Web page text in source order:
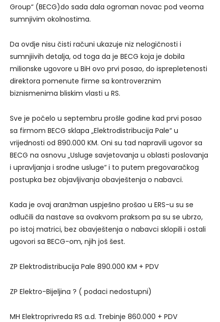
Group“ (BECG)do sada dala ogroman novac pod veoma
sumnjivim okolnostima.
Da ovdje nisu čisti računi ukazuje niz nelogičnosti i
sumnjiivih detalja, od toga da je BECG koja je dobila
milionske ugovore u BiH ovo prvi posao, do isprepletenosti
direktora pomenute firme sa kontroverznim
biznismenima bliskim vlasti u RS.
Sve je počelo u septembru prošle godine kad prvi posao
sa firmom BECG sklapa „Elektrodistribucija Pale“ u
vrijednosti od 890.000 KM. Oni su tad napravili ugovor sa
BECG na osnovu „Usluge savjetovanja u oblasti poslovanja
i upravljanja i srodne usluge“ i to putem pregovaračkog
postupka bez objavljivanja obavještenja o nabavci.
Kada je ovaj aranžman uspješno prošao u ERS-u su se
odlučili da nastave sa ovakvom praksom pa su se ubrzo,
po istoj matrici, bez obavještenja o nabavci sklopili i ostali
ugovori sa BECG-om, njih još šest.
ZP Elektrodistribucija Pale 890.000 KM + PDV
ZP Elektro-Bijeljina ? ( podaci nedostupni)
MH Elektroprivreda RS a.d. Trebinje 860.000 + PDV